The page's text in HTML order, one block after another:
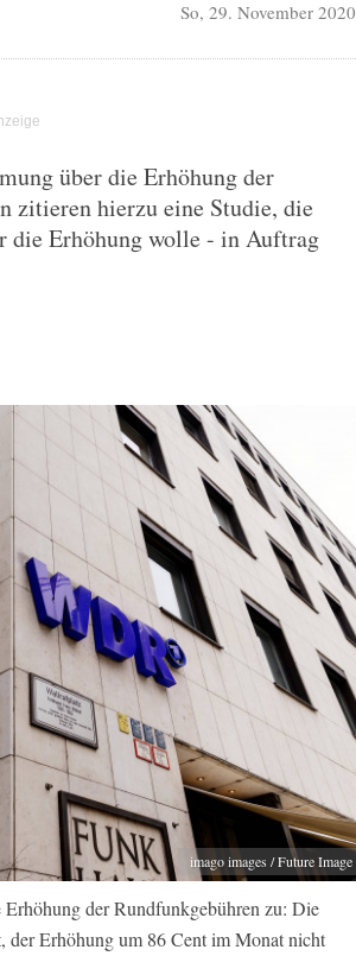
So, 29. November 2020
über die Erhöhung der
zitieren hierzu eine Studie, die
die Erhöhung wolle - in Auftrag
imago images / Future Image
der Rundfunkgebühren zu: Die
Erhöhung um 86 Cent im Monat nicht